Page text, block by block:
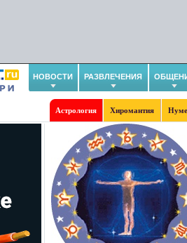
НОВОСТИ РАЗВЛЕЧЕНИЯ
Астрология Хиромантия